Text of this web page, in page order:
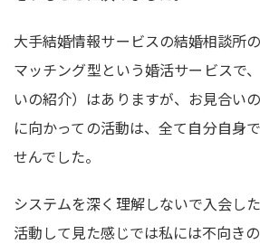
大手結婚情報サービスの結婚相談所
マッチング型という婚活サービスで
いの紹介）はありますが、お見合い
に向かっての活動は、全て自分自身
せんでした。
システムを深く理解しないで入会し
活動して見た感じでは私には不向き